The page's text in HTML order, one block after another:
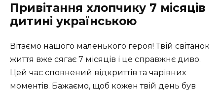
Привітання хлопчику 7 місяців
дитині українською
Вітаємо нашого маленького героя! Твій світанок
життя вже сягає 7 місяців і це справжнє диво.
Цей час сповнений відкриттів та чарівних
моментів. Бажаємо, щоб кожен твій день був